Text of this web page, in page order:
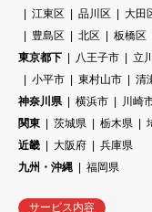
江東区
品川区 大田
豊島区
北区 板橋区
東京都下
八王子市 立
小平市
東村山市 清
神奈川県
横浜市 川崎
関東
茨城県 栃木県
近畿
大阪府
兵庫県
九州・沖縄
福岡県
サービス内容